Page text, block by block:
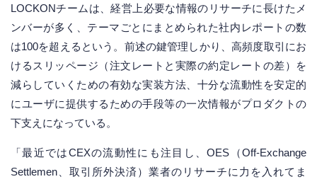
LOCKONチームは、経営上必要な情報のリサーチに長けたメ
ンバーが多く、テーマごとにまとめられた社内​​レポートの数
は100を超えるという。前述の鍵管理しかり、高頻度取引にお
けるスリッページ（注文レートと実際の約定レートの差）を
減らしていくための有効な実装方法、十分な流動性を安定的
にユーザに提供するための手段等の一次情報がプロダクトの
下支えになっている。
「最近ではCEXの流動性にも注目し、OES（Off-Exchange
Settlemen、取引所外決済）業者のリサーチに力を入れてま